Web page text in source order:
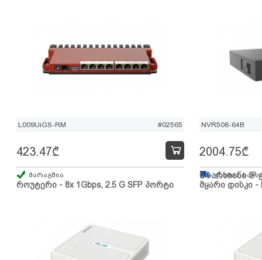
L009UiGS-RM #02565
როუტერი - 8x 1Gbps, 2.5 G SFP პორტი
423.47₾
მარაგშია
NVR508-64B
64 არხიანი IP
მყარი დისკი -
2004.75₾
გზაშია,